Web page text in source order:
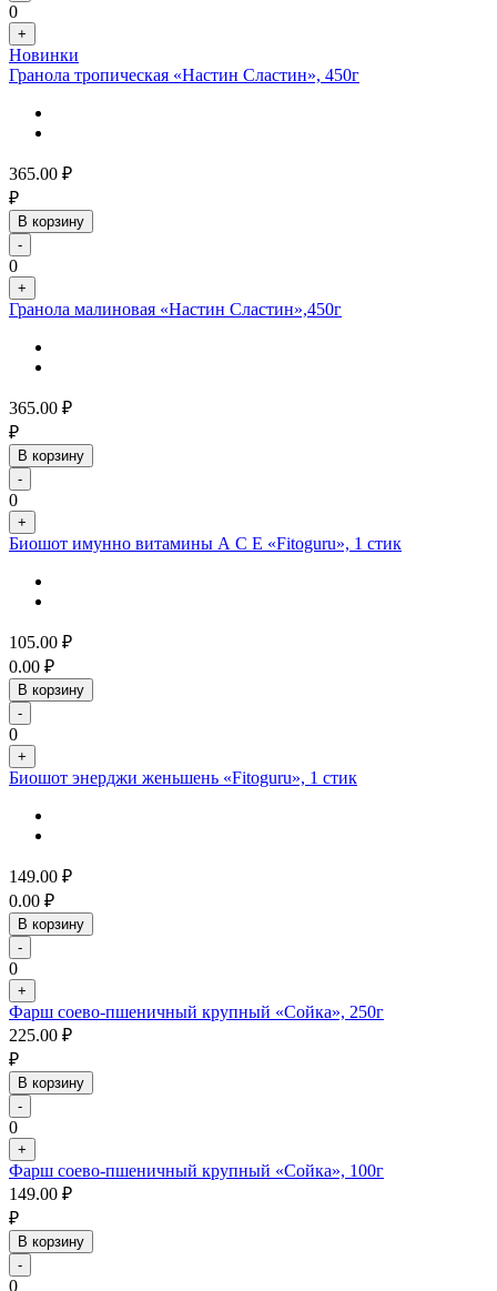
0
+
Новинки
Гранола тропическая «Настин Сластин», 450г
365.00 ₽
₽
В корзину
-
0
+
Гранола малиновая «Настин Сластин»,450г
365.00 ₽
₽
В корзину
-
0
+
Биошот имунно витамины А С Е «Fitoguru», 1 стик
105.00 ₽
0.00 ₽
В корзину
-
0
+
Биошот энерджи женьшень «Fitoguru», 1 стик
149.00 ₽
0.00 ₽
В корзину
-
0
+
Фарш соево-пшеничный крупный «Сойка», 250г
225.00 ₽
₽
В корзину
-
0
+
Фарш соево-пшеничный крупный «Сойка», 100г
149.00 ₽
₽
В корзину
-
0